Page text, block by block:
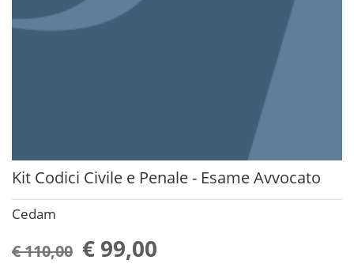
Kit Codici Civile e Penale - Esame Avvocato
Cedam
€ 110,00 € 99,00